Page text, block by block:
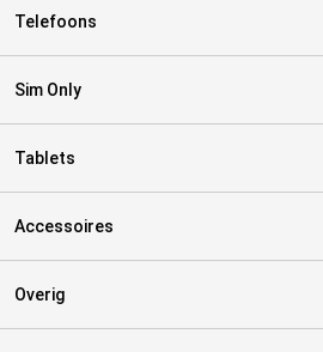
Telefoons
Sim Only
Tablets
Accessoires
Overig